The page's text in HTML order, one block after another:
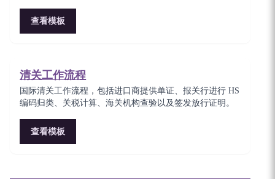
查看模板
清关工作流程
国际清关工作流程，包括进口商提供单证、报关行进行 HS
编码归类、关税计算、海关机构查验以及签发放行证明。
查看模板